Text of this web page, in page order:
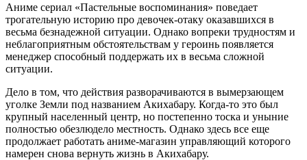
Аниме сериал «Пастельные воспоминания» поведает
трогательную историю про девочек-отаку оказавшихся в
весьма безнадежной ситуации. Однако вопреки трудностям и
неблагоприятным обстоятельствам у героинь появляется
менеджер способный поддержать их в весьма сложной
ситуации.
Дело в том, что действия разворачиваются в вымерзающем
уголке Земли под названием Акихабару. Когда-то это был
крупный населенный центр, но постепенно тоска и уныние
полностью обезлюдело местность. Однако здесь все еще
продолжает работать аниме-магазин управляющий которого
намерен снова вернуть жизнь в Акихабару.